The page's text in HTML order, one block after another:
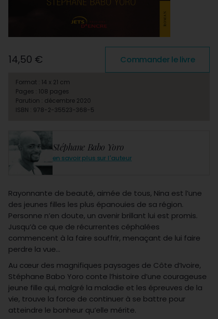
Stéphane Babo Yoro
en savoir plus sur l'auteur
Rayonnante de beauté, aimée de tous, Nina est l’une
des jeunes filles les plus épanouies de sa région.
Personne n’en doute, un avenir brillant lui est promis.
Jusqu’à ce que de récurrentes céphalées
commencent à la faire souffrir, menaçant de lui faire
perdre la vue…
Au cœur des magnifiques paysages de Côte d’Ivoire,
Stéphane Babo Yoro conte l’histoire d’une courageuse
jeune fille qui, malgré la maladie et les épreuves de la
vie, trouve la force de continuer à se battre pour
atteindre le bonheur qu’elle mérite.
14,50 € Commander le livre
Format : 14 x 21 cm
Pages : 108 pages
Parution : décembre 2020
ISBN : 978-2-35523-368-5